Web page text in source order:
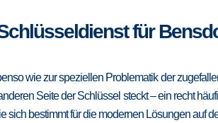
für
wie zur speziellen Problematik der
Seite der Schlüssel steckt – ein recht
sich bestimmt für die modernen Lösungen auf